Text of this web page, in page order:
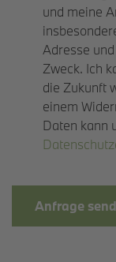
und meine
Adresse
Zweck. Ich
die Zukunft
einem
Daten kann
Anfrage